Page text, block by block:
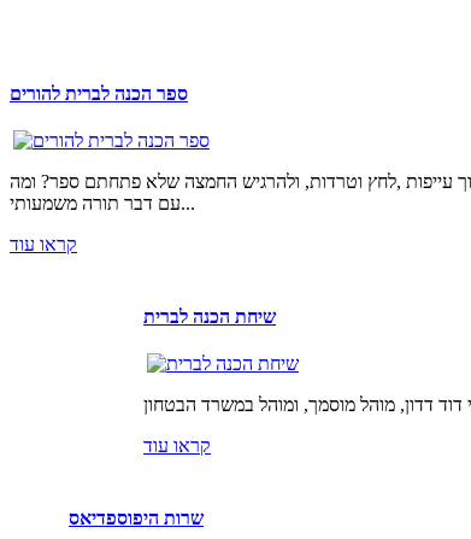
ספר הכנה לברית להורים
עייפות ,לחץ וטרדות, ולהרגיש החמצה שלא פתחתם ספר? ומה
עם דבר תורה משמעותי...
קראו עוד
שיחת הכנה לברית
קראו עוד
שרות היפוספדיאס